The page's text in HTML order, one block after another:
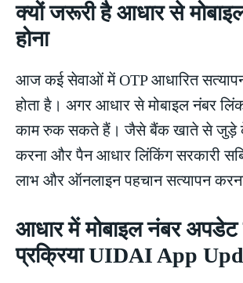
क्यों जरूरी है आधार से
होना
आज कई सेवाओं में OTP आधारित
होता है। अगर आधार से मोबाइल नंबर
काम रुक सकते हैं। जैसे बैंक खाते से जुड़े
करना और पैन आधार लिंकिंग सरकारी
लाभ और ऑनलाइन पहचान सत्यापन
आधार में मोबाइल नंबर
प्रक्रिया UIDAI App